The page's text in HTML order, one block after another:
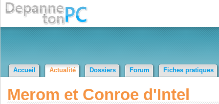
Accueil Actualité Dossiers Forum Fiches pratiques
Merom et Conroe d'Intel